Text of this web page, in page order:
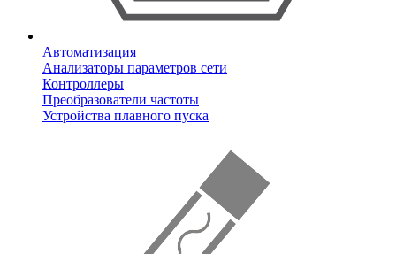
Автоматизация
Анализаторы параметров сети
Контроллеры
Преобразователи частоты
Устройства плавного пуска